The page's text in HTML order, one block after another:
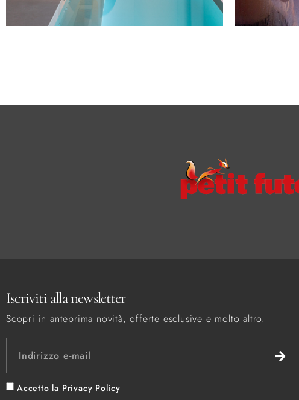
Iscriviti alla newsletter
Scopri in anteprima novità, offerte esclusive e molto altro.
Accetto la Privacy Policy